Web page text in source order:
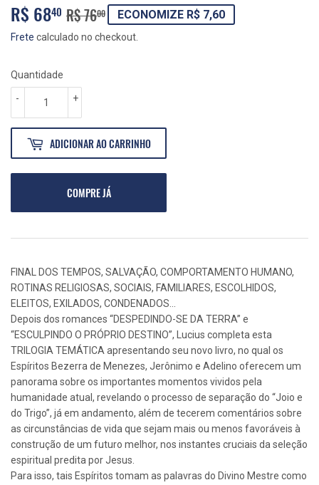
R$ 6840 R$ 7600PREÇO
NORMAL
R$
76,00
PREÇO
PROMOCIONAL
R$
68,40
ECONOMIZE R$ 7,60
Frete calculado no checkout.
Quantidade
+
-
ADICIONAR AO CARRINHO
COMPRE JÁ
FINAL DOS TEMPOS, SALVAÇÃO, COMPORTAMENTO HUMANO,
ROTINAS RELIGIOSAS, SOCIAIS, FAMILIARES, ESCOLHIDOS,
ELEITOS, EXILADOS, CONDENADOS...
Depois dos romances “DESPEDINDO-SE DA TERRA” e
“ESCULPINDO O PRÓPRIO DESTINO”, Lucius completa esta
TRILOGIA TEMÁTICA apresentando seu novo livro, no qual os
Espíritos Bezerra de Menezes, Jerônimo e Adelino oferecem um
panorama sobre os importantes momentos vividos pela
humanidade atual, revelando o processo de separação do “Joio e
do Trigo”, já em andamento, além de tecerem comentários sobre
as circunstâncias de vida que sejam mais ou menos favoráveis à
construção de um futuro melhor, nos instantes cruciais da seleção
espiritual predita por Jesus.
Para isso, tais Espíritos tomam as palavras do Divino Mestre como